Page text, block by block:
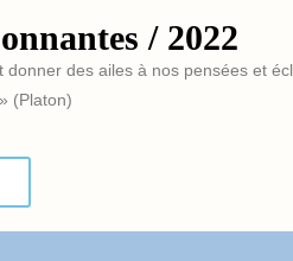
/ 2022
donner des ailes à nos pensées et
(Platon)